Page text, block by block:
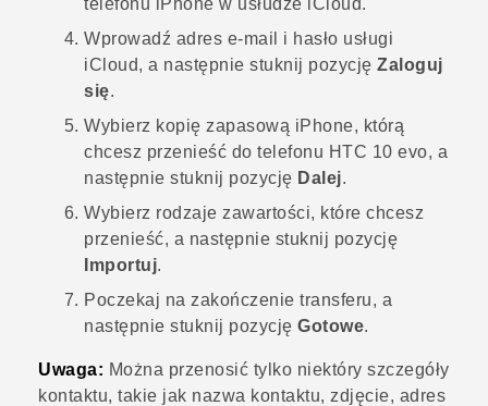
Wprowadź adres e-mail i hasło usługi
iCloud, a następnie stuknij pozycję Zaloguj
się.
Wybierz kopię zapasową iPhone, którą
chcesz przenieść do telefonu HTC 10 evo, a
następnie stuknij pozycję Dalej.
Wybierz rodzaje zawartości, które chcesz
przenieść, a następnie stuknij pozycję
Importuj.
Poczekaj na zakończenie transferu, a
następnie stuknij pozycję Gotowe.
Uwaga: Można przenosić tylko niektóry szczegóły
kontaktu, takie jak nazwa kontaktu, zdjęcie, adres